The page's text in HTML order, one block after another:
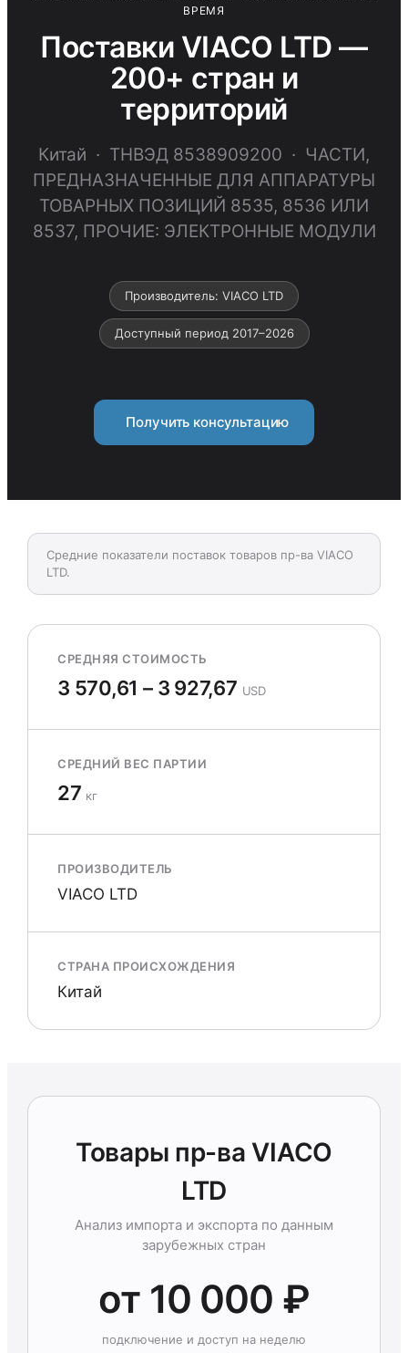
ВРЕМЯ
Поставки VIACO LTD —
200+ стран и
территорий
Китай · ТНВЭД 8538909200 · ЧАСТИ,
ПРЕДНАЗНАЧЕННЫЕ ДЛЯ АППАРАТУРЫ
ТОВАРНЫХ ПОЗИЦИЙ 8535, 8536 ИЛИ
8537, ПРОЧИЕ: ЭЛЕКТРОННЫЕ МОДУЛИ
Производитель: VIACO LTD
Доступный период 2017–2026
Получить консультацию
Средние показатели поставок товаров пр-ва VIACO
LTD.
СРЕДНЯЯ СТОИМОСТЬ
3 570,61 – 3 927,67 USD
СРЕДНИЙ ВЕС ПАРТИИ
27 кг
ПРОИЗВОДИТЕЛЬ
VIACO LTD
СТРАНА ПРОИСХОЖДЕНИЯ
Китай
Товары пр-ва VIACO
LTD
Анализ импорта и экспорта по данным
зарубежных стран
от 10 000 ₽
подключение и доступ на неделю